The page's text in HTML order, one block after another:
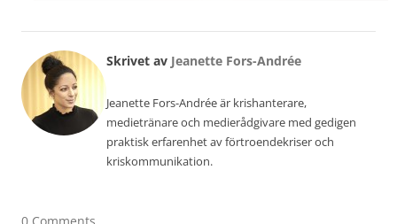
Skrivet av Jeanette Fors-Andrée
Jeanette Fors-Andrée är krishanterare,
medietränare och medierådgivare med gedigen
praktisk erfarenhet av förtroendekriser och
kriskommunikation.